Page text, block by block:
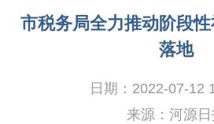
市税务局全力推动阶段
落地
日期：2022-07-12
来源：河源日